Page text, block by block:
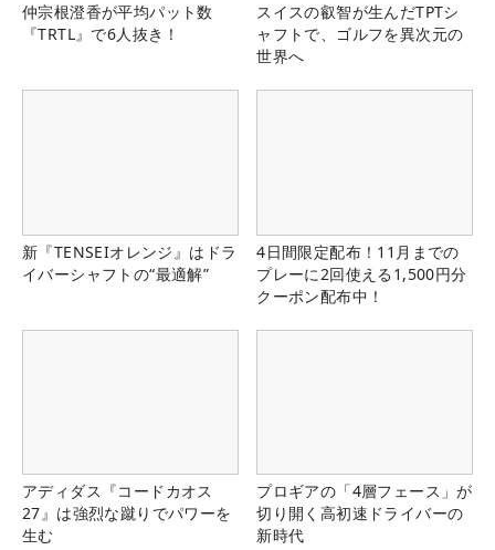
仲宗根澄香が平均パット数
『TRTL』で6人抜き！
スイスの叡智が生んだTPTシ
ャフトで、ゴルフを異次元の
世界へ
新『TENSEIオレンジ』はドラ
イバーシャフトの“最適解”
4日間限定配布！11月までの
プレーに2回使える1,500円分
クーポン配布中！
アディダス『コードカオス
27』は強烈な蹴りでパワーを
生む
プロギアの「4層フェース」が
切り開く高初速ドライバーの
新時代